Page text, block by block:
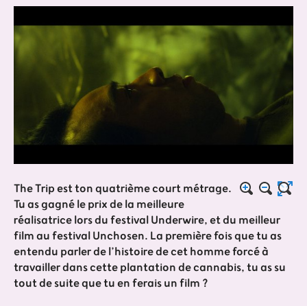
The Trip est ton quatrième court métrage.
Tu as gagné le prix de la meilleure
réalisatrice lors du festival Underwire, et du meilleur
film au festival Unchosen. La première fois que tu as
entendu parler de l’histoire de cet homme forcé à
travailler dans cette plantation de cannabis, tu as su
tout de suite que tu en ferais un film ?